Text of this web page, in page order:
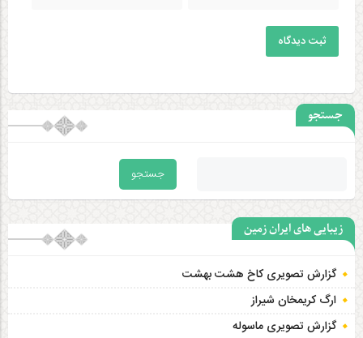
ثبت دیدگاه
جستجو
زیبایی های ایران زمین
گزارش تصویری کاخ هشت‌ بهشت
ارگ کریمخان شیراز
گزارش تصویری ماسوله